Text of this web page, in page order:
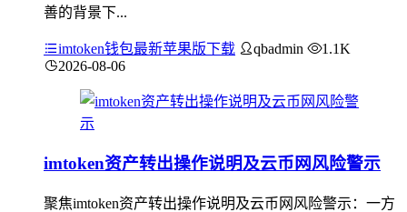
善的背景下...
imtoken钱包最新苹果版下载 qbadmin
1.1K
2026-08-06
imtoken资产转出操作说明及云币网风险警示
聚焦imtoken资产转出操作说明及云币网风险警示：一方